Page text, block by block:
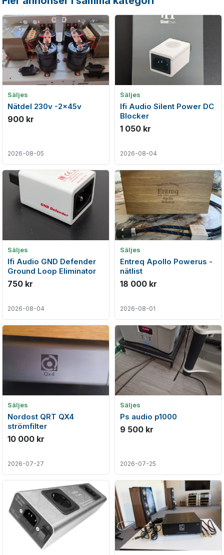
Säljes
Nätdel 230v -2x45v
900 kr
2026-08-05
Säljes
Ifi Audio Silent Power DC
Blocker
1 050 kr
2026-08-04
Säljes
Ifi Audio GND Defender
Ground Loop Eliminator
750 kr
2026-08-04
Säljes
Entreq Apollo Powerus -
nätlist
18 000 kr
2026-08-01
Säljes
Nordost QRT QX4
strömfilter
10 000 kr
2026-07-27
Säljes
Ps audio p1000
9 500 kr
2026-07-25